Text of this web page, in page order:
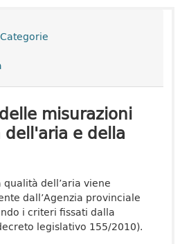
Categorie
misurazioni
e della
dell’aria viene
dall’Agenzia provinciale
i criteri fissati dalla
legislativo 155/2010).